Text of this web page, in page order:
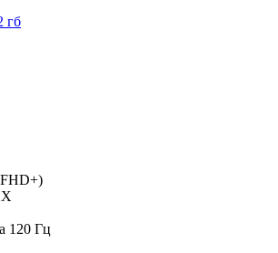
гб
120 Гц